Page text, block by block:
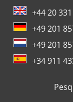
+44 20
+49 201
+49 201
+34 911